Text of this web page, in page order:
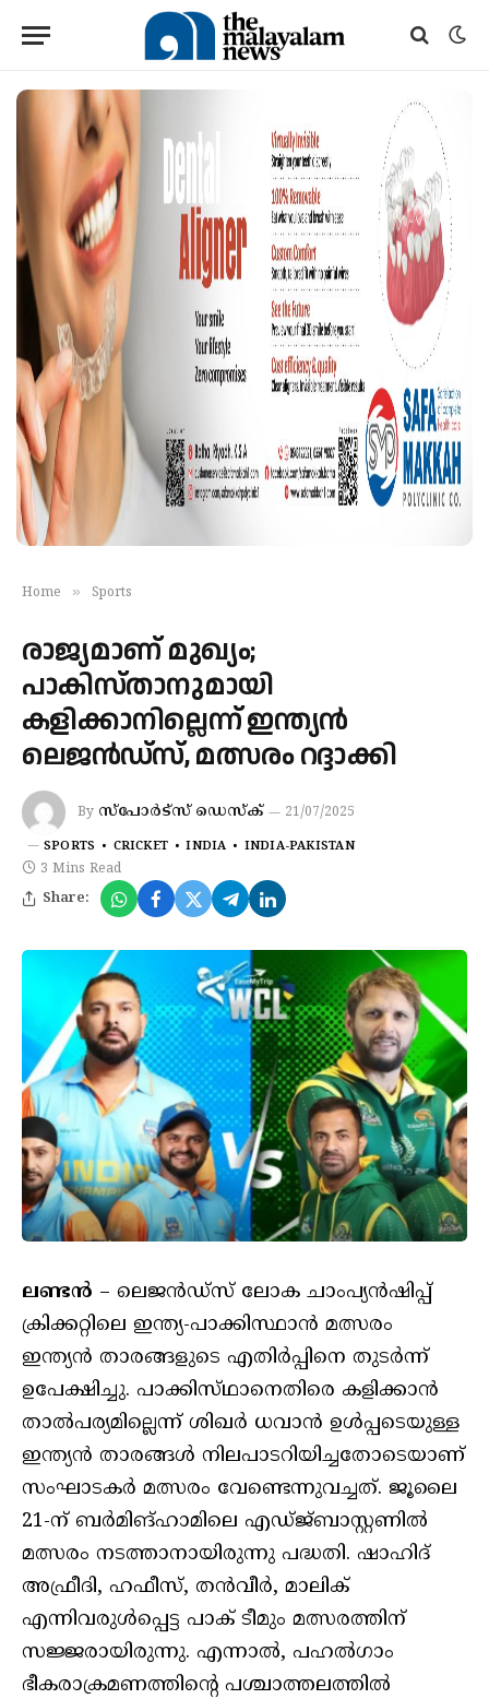
Home » Sports
രാജ്യമാണ് മുഖ്യം;
പാകിസ്താനുമായി
കളിക്കാനില്ലെന്ന് ഇന്ത്യൻ
ലെജൻഡ്സ്, മത്സരം റദ്ദാക്കി
By സ്പോർട്സ് ഡെസ്ക് 21/07/2025
SPORTS CRICKET INDIA INDIA-PAKISTAN
3 Mins Read
Share:
ലണ്ടൻ – ലെജൻഡ്‌സ് ലോക ചാംപ്യൻഷിപ്പ്
ക്രിക്കറ്റിലെ ഇന്ത്യ-പാക്കിസ്ഥാൻ മത്സരം
ഇന്ത്യൻ താരങ്ങളുടെ എതിർപ്പിനെ തുടർന്ന്
ഉപേക്ഷിച്ചു. പാക്കിസ്‌ഥാനെതിരെ കളിക്കാൻ
താൽപര്യമില്ലെന്ന് ശിഖർ ധവാൻ ഉൾപ്പടെയുള്ള
ഇന്ത്യൻ താരങ്ങൾ നിലപാടറിയിച്ചതോടെയാണ്
സംഘാടകർ മത്സരം വേണ്ടെന്നുവച്ചത്. ജൂലൈ
21-ന് ബർമിങ്ഹാമിലെ എഡ്ജ്ബാസ്റ്റണിൽ
മത്സരം നടത്താനായിരുന്നു പദ്ധതി. ഷാഹിദ്
അഫ്രീദി, ഹഫീസ്, തൻവീർ, മാലിക്
എന്നിവരുള്‍പ്പെട്ട പാക് ടീമും മത്സരത്തിന്
സജ്ജരായിരുന്നു. എന്നാൽ, പഹൽഗാം
ഭീകരാക്രമണത്തിന്റെ പശ്ചാത്തലത്തിൽ